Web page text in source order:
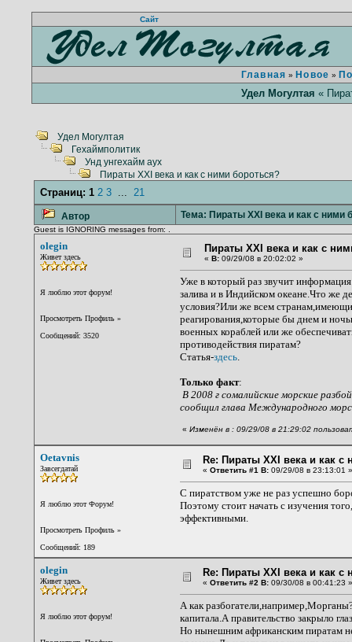
Сайт
Главная » Новое »
Удел Могултая «
Удел Могултая
Гехаймполитик
Унд унгехайм аух
Пираты XXI века и как с ними бороться?
Страниц: 1 2 3... 21
Автор Тема: Пираты XXI века и как с ними
Guest is IGNORING messages from: .
olegin
Живет здесь
Я люблю этот форум!
Просмотреть Профиль»
Сообщений: 3520
Пираты XXI века и как с
« В:09/29/08 в 20:02:02 »
Уже в который раз звучит
залива и в Индийском океане.Что же
условия?Или же всем
реагирования,которые бы днем и
военных кораблей или же
противодействия пиратам?
Статья-здесь.
Только факт:
В 2008 г сомалийские морские
сообщил глава Международного
« Изменён в : 09/29/08 в 21:29:02
Oetavnis
Завсегдатай
Я люблю этот Форум!
Просмотреть Профиль»
Сообщений: 189
Re: Пираты XXI века и как с
« Ответить #1 В:09/29/08 в 23:13:01 »
С пиратством уже не раз успешно
Поэтому стоит начать с изучения
эффективными.
olegin
Живет здесь
Я люблю этот форум!
Re: Пираты XXI века и как с
« Ответить #2 В:09/30/08 в 00:41:23 »
А как
капитала.А правительство закрыло
Но нынешним африканским пиратам